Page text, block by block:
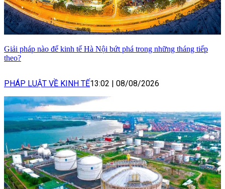
Giải pháp nào để kinh tế Hà Nội bứt phá trong những tháng tiếp
theo?
PHÁP LUẬT VỀ KINH TẾ13:02 | 08/08/2026